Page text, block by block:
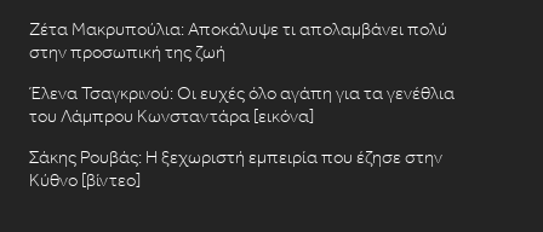
Ζέτα Μακρυπούλια: Αποκάλυψε τι απολαμβάνει πολύ
στην προσωπική της ζωή
Έλενα Τσαγκρινού: Οι ευχές όλο αγάπη για τα γενέθλια
του Λάμπρου Κωνσταντάρα [εικόνα]
Σάκης Ρουβάς: Η ξεχωριστή εμπειρία που έζησε στην
Κύθνο [βίντεο]